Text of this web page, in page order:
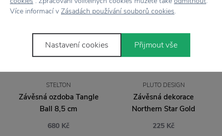
STELTON
Závěsná ozdoba Tangle
Ball 8,5 cm
680 Kč
PLUTO DESIGN
Závěsná dekorace
Northern Star Gold
225 Kč
Více informací v Zásadách používání souborů cookies.
Nastavení cookies Přijmout vše